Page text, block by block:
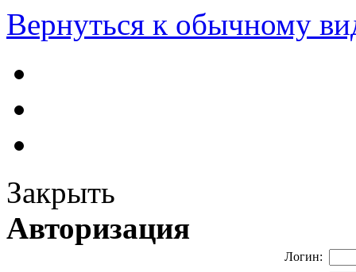
Вернуться к обычному
Закрыть
Авторизация
Логин: